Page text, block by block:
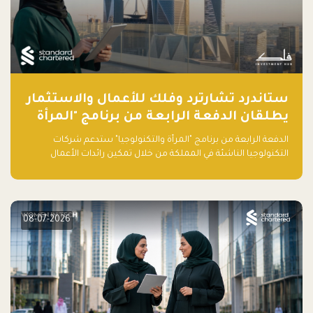
ستاندرد تشارترد وفلك للأعمال والاستثمار
يطلقان الدفعة الرابعة من برنامج "المرأة
والتكنولوجيا" لعام 2026 في المملكة
العربية السعودية
الدفعة الرابعة من برنامج "المرأة والتكنولوجيا" ستدعم شركات
التكنولوجيا الناشئة في المملكة من خلال تمكين رائدات الأعمال
08-07-2026